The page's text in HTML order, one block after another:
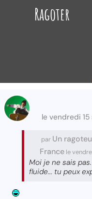
Ragoter
le vendredi
par Un
France le
Moi je ne sais
fluide... tu peux